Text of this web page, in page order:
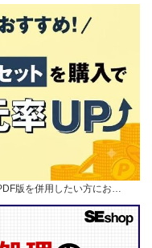
版を併用したい方にお…